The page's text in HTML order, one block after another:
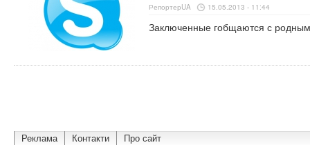
РепортерUA 15.05.2013 - 11:44
Заключенные гобщаются с
Реклама Контакти Про сайт